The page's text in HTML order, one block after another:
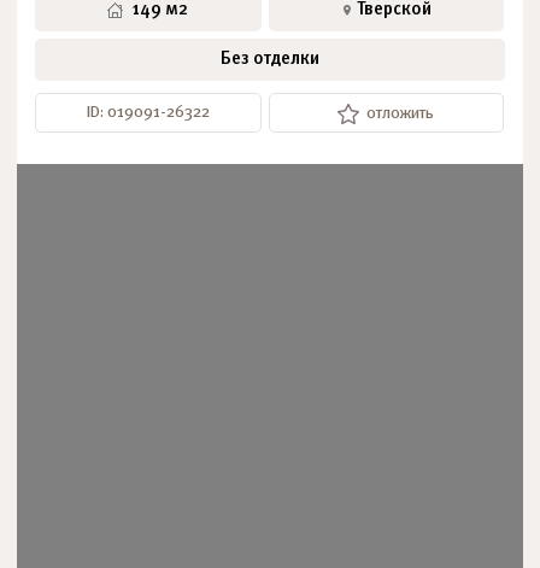
149 м2 Тверской
Без отделки
ID: 019091-26322 отложить